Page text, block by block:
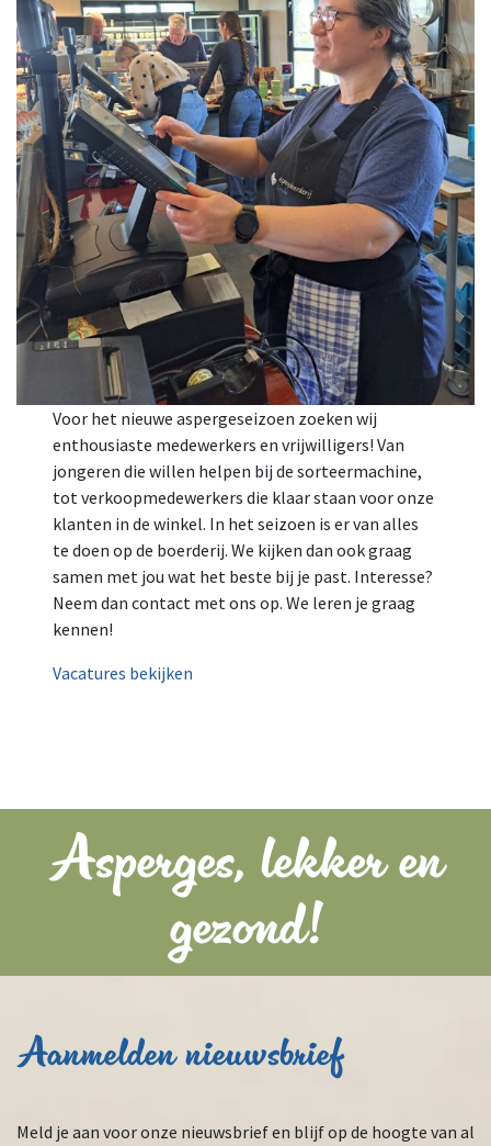
Voor het nieuwe aspergeseizoen zoeken wij
enthousiaste medewerkers en vrijwilligers! Van
jongeren die willen helpen bij de sorteermachine,
tot verkoopmedewerkers die klaar staan voor onze
klanten in de winkel. In het seizoen is er van alles
te doen op de boerderij. We kijken dan ook graag
samen met jou wat het beste bij je past. Interesse?
Neem dan contact met ons op. We leren je graag
kennen!
Vacatures bekijken
Asperges, lekker en
gezond!
Aanmelden nieuwsbrief
Meld je aan voor onze nieuwsbrief en blijf op de hoogte van al